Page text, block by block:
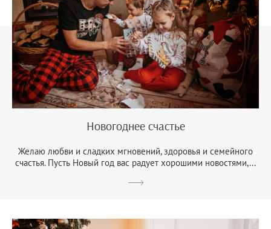
Новогоднее счастье
Желаю любви и сладких мгновений, здоровья и семейного
счастья. Пусть Новый год вас радует хорошими новостями,...